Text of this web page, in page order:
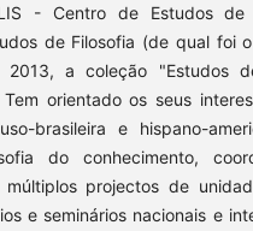
- Centro de Estudos de
de Filosofia (de qual foi
a coleção "Estudos
orientado os seus
brasileira e hispano-
do conhecimento,
projectos de
e seminários nacionais e